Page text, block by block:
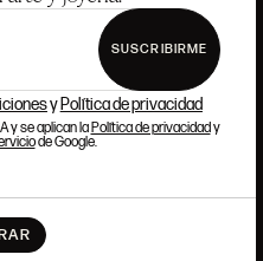
SUSCRIBIRME
y Política de privacidad
y se aplican laPolítica de privacidady
de Google.
VALORACIONES